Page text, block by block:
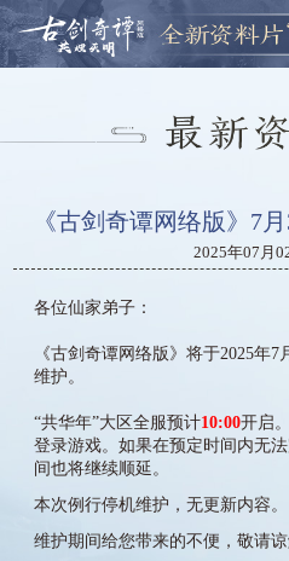
《古剑奇谭网络版》7
2025年07月
各位仙家弟子：
《古剑奇谭网络版》将于2025年
维护。
“共华年”大区全服预计10:00开启
登录游戏。如果在预定时间内无
间也将继续顺延。
本次例行停机维护，无更新内容。
维护期间给您带来的不便，敬请谅